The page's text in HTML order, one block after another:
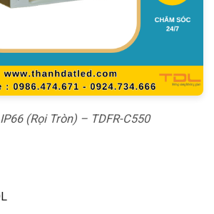
(Rọi Tròn) – TDFR-C550